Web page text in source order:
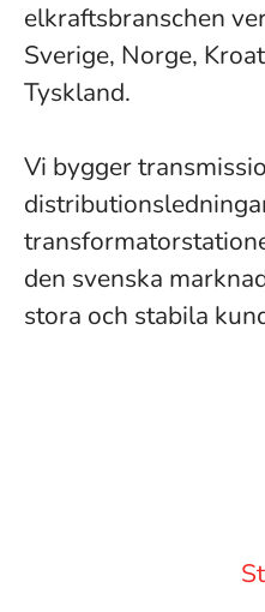
elkraftsbranschen
Sverige, Norge,
Tyskland.
Vi bygger
den svenska
stora och stabila